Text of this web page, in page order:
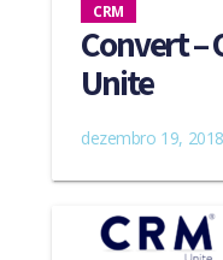
CRM
Convert –
Unite
dezembro 19,